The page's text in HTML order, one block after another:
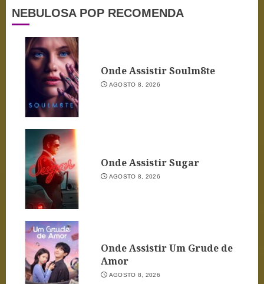
NEBULOSA POP RECOMENDA
Onde Assistir Soulm8te
AGOSTO 8, 2026
Onde Assistir Sugar
AGOSTO 8, 2026
Onde Assistir Um Grude de
Amor
AGOSTO 8, 2026